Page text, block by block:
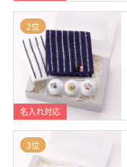
2位
名入れ対応
3位